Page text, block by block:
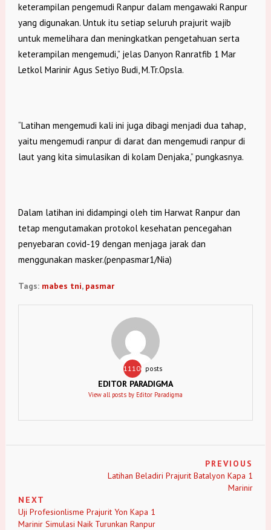
keterampilan pengemudi Ranpur dalam mengawaki Ranpur
yang digunakan. Untuk itu setiap seluruh prajurit wajib
untuk memelihara dan meningkatkan pengetahuan serta
keterampilan mengemudi,” jelas Danyon Ranratfib 1 Mar
Letkol Marinir Agus Setiyo Budi, M.Tr.Opsla.
“Latihan mengemudi kali ini juga dibagi menjadi dua tahap,
yaitu mengemudi ranpur di darat dan mengemudi ranpur di
laut yang kita simulasikan di kolam Denjaka,” pungkasnya.
Dalam latihan ini didampingi oleh tim Harwat Ranpur dan
tetap mengutamakan protokol kesehatan pencegahan
penyebaran covid-19 dengan menjaga jarak dan
menggunakan masker.(penpasmar1/Nia)
Tags: mabes tni, pasmar
11106 posts
EDITOR PARADIGMA
View all posts by Editor Paradigma
PREVIOUS
Latihan Beladiri Prajurit Batalyon Kapa 1
Marinir
NEXT
Uji Profesionlisme Prajurit Yon Kapa 1
Marinir Simulasi Naik Turunkan Ranpur